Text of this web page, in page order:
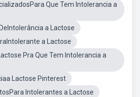
Que Tem Intolerancia a
a Lactose
a Lactose
Pra Que Tem Intolerancia a
Lactose Pinterest
Intolerantes a Lactose